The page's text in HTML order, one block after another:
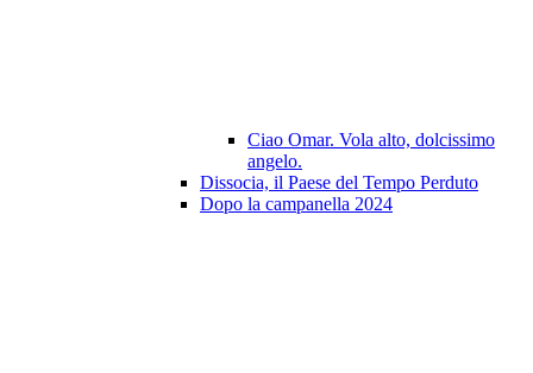
Ciao Omar. Vola alto, dolcissimo
angelo.
Dissocia, il Paese del Tempo Perduto
Dopo la campanella 2024